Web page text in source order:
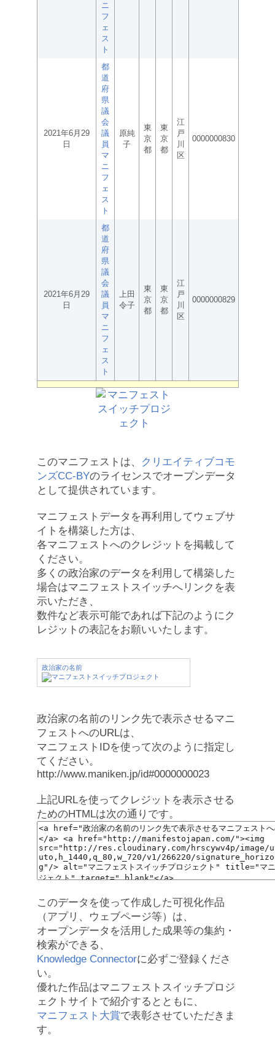
ニ
フ
ェ
ス
ト
2021年6月29
日
都
道
府
県
議
会
議
員
マ
ニ
フ
ェ
ス
ト
原純
子
東
京
都
東
京
都
江
戸
川
区
0000000830
2021年6月29
日
都
道
府
県
議
会
議
員
マ
ニ
フ
ェ
ス
ト
上田
令子
東
京
都
東
京
都
江
戸
川
区
0000000829
このマニフェストは、
クリエイティブコモ
ンズCC-BYのライセンスでオープンデータ
として提供されています。
マニフェストデータを再利用してウェブサ
イトを構築した方は、
各マニフェストへのクレジットを掲載して
ください。
多くの政治家のデータを利用して構築した
場合はマニフェストスイッチへリンクを表
示いただき、
数件など表示可能であれば下記のようにク
レジットの表記をお願いいたします。
政治家の名前
政治家の名前のリンク先で表示させるマニ
フェストへのURLは、
マニフェストIDを使って次のように指定し
てください。
http://www.maniken.jp/id#0000000023
上記URLを使ってクレジットを表示させる
ためのHTMLは次の通りです。
このデータを使って作成した可視化作品
（アプリ、ウェブページ等）は、
オープンデータを活用した成果等の集約・
検索ができる、
Knowledge Connectorに必ずご登録くださ
い。
優れた作品はマニフェストスイッチプロジ
ェクトサイトで紹介するとともに、
マニフェスト大賞で表彰させていただきま
す。